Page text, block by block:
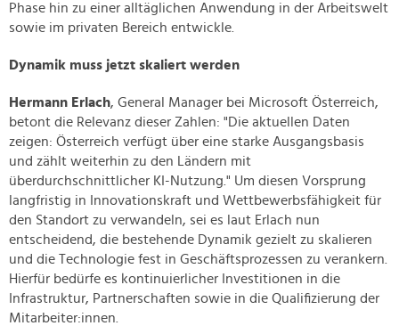
Phase hin zu einer alltäglichen Anwendung in der Arbeitswelt
sowie im privaten Bereich entwickle.
Dynamik muss jetzt skaliert werden
Hermann Erlach, General Manager bei Microsoft Österreich,
betont die Relevanz dieser Zahlen: "Die aktuellen Daten
zeigen: Österreich verfügt über eine starke Ausgangsbasis
und zählt weiterhin zu den Ländern mit
überdurchschnittlicher KI-Nutzung." Um diesen Vorsprung
langfristig in Innovationskraft und Wettbewerbsfähigkeit für
den Standort zu verwandeln, sei es laut Erlach nun
entscheidend, die bestehende Dynamik gezielt zu skalieren
und die Technologie fest in Geschäftsprozessen zu verankern.
Hierfür bedürfe es kontinuierlicher Investitionen in die
Infrastruktur, Partnerschaften sowie in die Qualifizierung der
Mitarbeiter:innen.